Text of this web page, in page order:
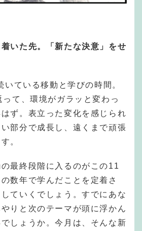
いた先。「新たな決意」をせ
ている移動と学びの時間。
て、環境がガラッと変わっ
ず。表立った変化を感じられ
部分で成長し、遠くまで頑張
。
最終段階に入るのがこの11
数年で学んだことを定着さ
ていくでしょう。すでにあな
りと次のテーマが頭に浮かん
しょうか。今月は、そんな新